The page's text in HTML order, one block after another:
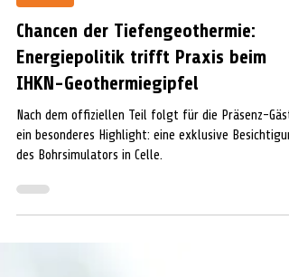
Extern
13. Mai 2025
2 Min. Lesezeit
VOR ORT
Chancen der Tiefengeothermie:
Energiepolitik trifft Praxis beim